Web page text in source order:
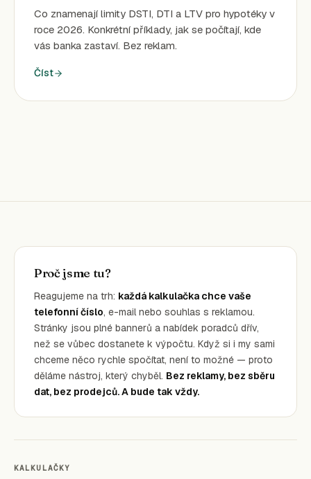
Co znamenají limity DSTI, DTI a LTV pro hypotéky v
roce 2026. Konkrétní příklady, jak se počítají, kde
vás banka zastaví. Bez reklam.
Číst
Proč jsme tu?
Reagujeme na trh: každá kalkulačka chce vaše
telefonní číslo, e-mail nebo souhlas s reklamou.
Stránky jsou plné bannerů a nabídek poradců dřív,
než se vůbec dostanete k výpočtu. Když si i my sami
chceme něco rychle spočítat, není to možné — proto
děláme nástroj, který chyběl. Bez reklamy, bez sběru
dat, bez prodejců. A bude tak vždy.
KALKULAČKY